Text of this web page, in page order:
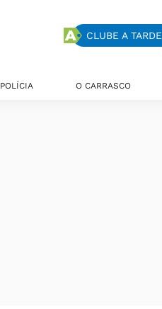
CLUBE A TARDE
POLÍCIA O CARRASCO